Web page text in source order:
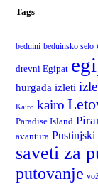
Tags
beduini beduinsko selo
drevni Egipat
hurgada izleti
Kairo kairo
Paradise Island
avantura Pustinjski
saveti za
putovanje